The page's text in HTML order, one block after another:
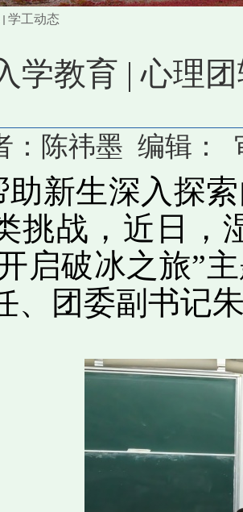
学工动态
学教育 | 心理
：陈祎墨 编辑：
助新生深入探
挑战，近日，
启破冰之旅”
、团委副书记